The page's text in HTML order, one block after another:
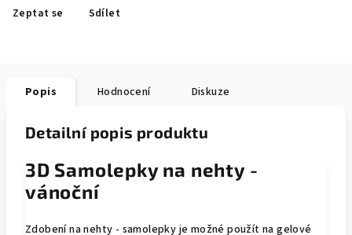
Zeptat se Sdílet
Popis Hodnocení Diskuze
Detailní popis produktu
3D Samolepky na nehty -
vánoční
Zdobení na nehty - samolepky je možné použít na gelové